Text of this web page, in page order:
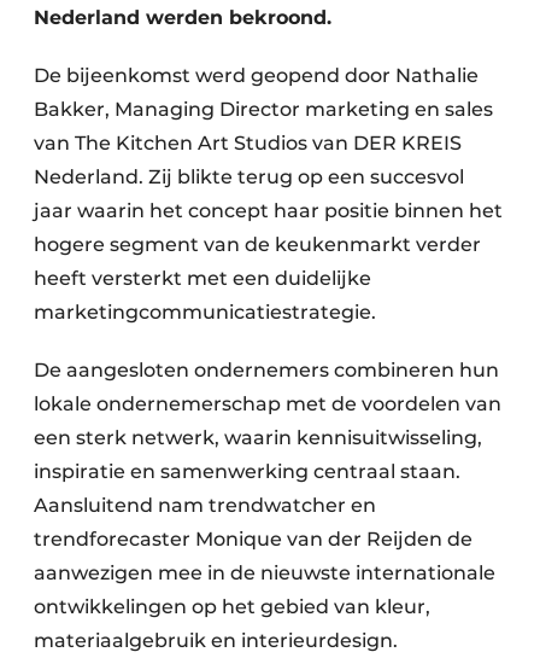
Nederland werden bekroond.
De bijeenkomst werd geopend door Nathalie
Bakker, Managing Director marketing en sales
van The Kitchen Art Studios van DER KREIS
Nederland. Zij blikte terug op een succesvol
jaar waarin het concept haar positie binnen het
hogere segment van de keukenmarkt verder
heeft versterkt met een duidelijke
marketingcommunicatiestrategie.
De aangesloten ondernemers combineren hun
lokale ondernemerschap met de voordelen van
een sterk netwerk, waarin kennisuitwisseling,
inspiratie en samenwerking centraal staan.
Aansluitend nam trendwatcher en
trendforecaster Monique van der Reijden de
aanwezigen mee in de nieuwste internationale
ontwikkelingen op het gebied van kleur,
materiaalgebruik en interieurdesign.